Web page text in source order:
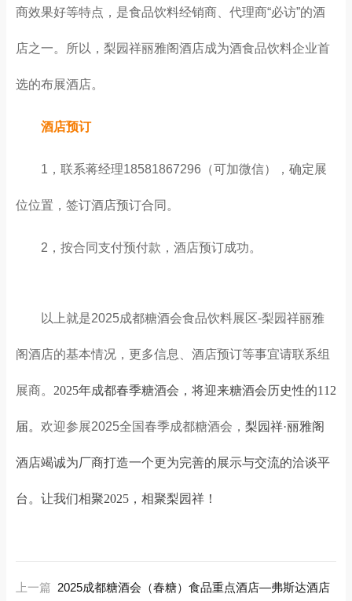
商效果好等特点，是食品饮料经销商、代理商“必访”的酒
店之一。所以，梨园祥丽雅阁酒店成为酒食品饮料企业首
选的布展酒店。
酒店预订
1，联系蒋经理18581867296（可加微信），确定展
位位置，签订酒店预订合同。
2，按合同支付预付款，酒店预订成功。
以上就是2025成都糖酒会食品饮料展区-梨园祥丽雅
阁酒店的基本情况，更多信息、酒店预订等事宜请联系组
展商‍‍。 2025年成都春季糖酒会，将迎来糖酒会历史性的112
届。 欢迎参展2025全国春季成都糖酒会， 梨园祥·丽雅阁
酒店竭诚为厂商打造一个更为完善的展示与交流的洽谈平
台。 让我们相聚2025，相聚梨园祥！
上一篇 2025成都糖酒会（春糖）食品重点酒店—弗斯达酒店